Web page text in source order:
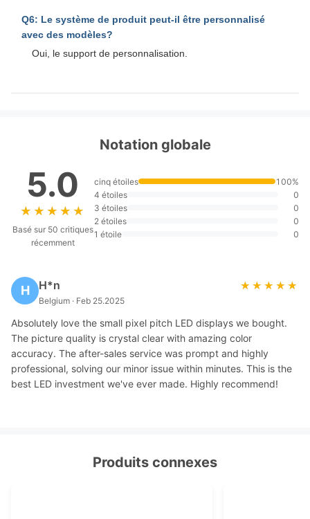
Q6: Le système de produit peut-il être personnalisé
avec des modèles?
Oui, le support de personnalisation.
Notation globale
5.0
★★★★★
★★★★★
Basé sur 50 critiques
récemment
cinq étoiles
100%
4 étoiles
0
3 étoiles
0
2 étoiles
0
1 étoile
0
H H*n
Belgium · Feb 25.2025
★★★★★
★★★★★
Absolutely love the small pixel pitch LED displays we bought.
The picture quality is crystal clear with amazing color
accuracy. The after-sales service was prompt and highly
professional, solving our minor issue within minutes. This is the
best LED investment we've ever made. Highly recommend!
Produits connexes